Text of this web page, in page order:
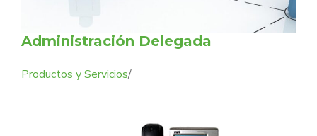
Administración Delegada
Productos y Servicios/